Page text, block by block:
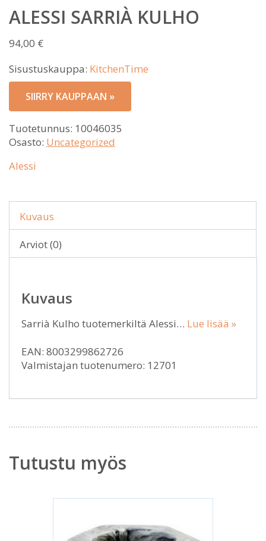
ALESSI SARRIÀ KULHO
94,00 €
Sisustuskauppa: KitchenTime
SIIRRY KAUPPAAN »
Tuotetunnus: 10046035
Osasto: Uncategorized
Alessi
Kuvaus
Arviot (0)
Kuvaus
Sarrià Kulho tuotemerkiltä Alessi… Lue lisää »
EAN: 8003299862726
Valmistajan tuotenumero: 12701
Tutustu myös